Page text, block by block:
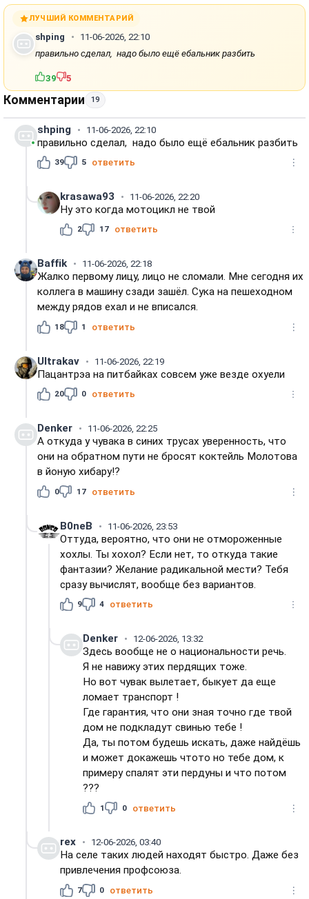
ЛУЧШИЙ КОММЕНТАРИЙ
shping
11-06-2026, 22:10
правильно сделал, надо было ещё ебальник разбить
39 5
Комментарии 19
shping 11-06-2026, 22:10
правильно сделал, надо было ещё ебальник разбить
39 5 ответить
krasawa93 11-06-2026, 22:20
Ну это когда мотоцикл не твой
2 17 ответить
Baffik 11-06-2026, 22:18
Жалко первому лицу, лицо не сломали. Мне сегодня их
коллега в машину сзади зашёл. Сука на пешеходном
между рядов ехал и не вписался.
18 1 ответить
Ultrakav 11-06-2026, 22:19
Пацантрэа на питбайках совсем уже везде охуели
20 0 ответить
Denker 11-06-2026, 22:25
А откуда у чувака в синих трусах уверенность, что
они на обратном пути не бросят коктейль Молотова
в йоную хибару!?
0 17 ответить
B0neB 11-06-2026, 23:53
Оттуда, вероятно, что они не отмороженные
хохлы. Ты хохол? Если нет, то откуда такие
фантазии? Желание радикальной мести? Тебя
сразу вычислят, вообще без вариантов.
9 4 ответить
Denker 12-06-2026, 13:32
Здесь вообще не о национальности речь.
Я не навижу этих пердящих тоже.
Но вот чувак вылетает, быкует да еще
ломает транспорт !
Где гарантия, что они зная точно где твой
дом не подкладут свинью тебе !
Да, ты потом будешь искать, даже найдёшь
и может докажешь чтото но тебе дом, к
примеру спалят эти пердуны и что потом
???
1 0 ответить
rex 12-06-2026, 03:40
На селе таких людей находят быстро. Даже без
привлечения профсоюза.
7 0 ответить